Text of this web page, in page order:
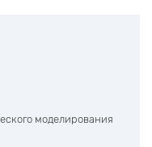
моделирования